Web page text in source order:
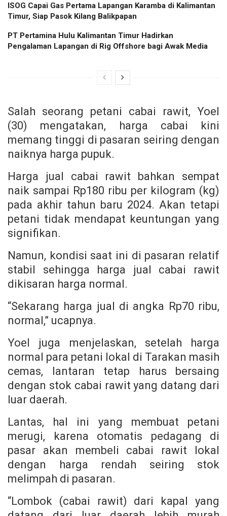
ISOG Capai Gas Pertama Lapangan Karamba di Kalimantan
Timur, Siap Pasok Kilang Balikpapan
PT Pertamina Hulu Kalimantan Timur Hadirkan
Pengalaman Lapangan di Rig Offshore bagi Awak Media
Salah seorang petani cabai rawit, Yoel
(30) mengatakan, harga cabai kini
memang tinggi di pasaran seiring dengan
naiknya harga pupuk.
Harga jual cabai rawit bahkan sempat
naik sampai Rp180 ribu per kilogram (kg)
pada akhir tahun baru 2024. Akan tetapi
petani tidak mendapat keuntungan yang
signifikan.
Namun, kondisi saat ini di pasaran relatif
stabil sehingga harga jual cabai rawit
dikisaran harga normal.
“Sekarang harga jual di angka Rp70 ribu,
normal,” ucapnya.
Yoel juga menjelaskan, setelah harga
normal para petani lokal di Tarakan masih
cemas, lantaran tetap harus bersaing
dengan stok cabai rawit yang datang dari
luar daerah.
Lantas, hal ini yang membuat petani
merugi, karena otomatis pedagang di
pasar akan membeli cabai rawit lokal
dengan harga rendah seiring stok
melimpah di pasaran.
“Lombok (cabai rawit) dari kapal yang